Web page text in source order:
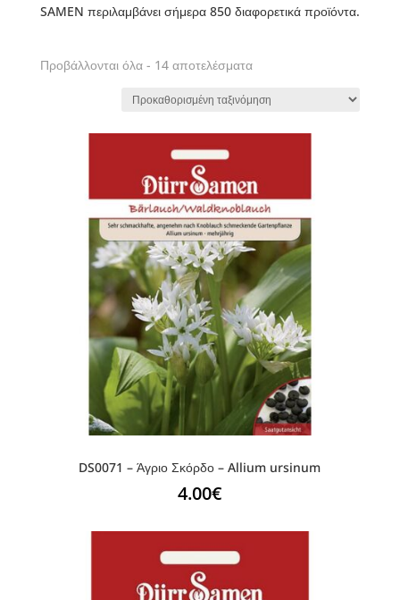
SAMEN περιλαμβάνει σήμερα 850 διαφορετικά προϊόντα.
Προβάλλονται όλα - 14 αποτελέσματα
DS0071 – Άγριο Σκόρδο – Allium ursinum
4.00€